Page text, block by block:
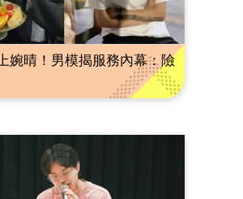
婉晴！男模揭服務內幕：險